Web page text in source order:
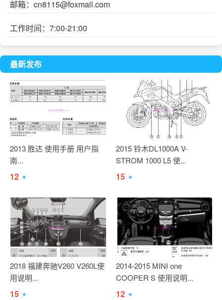
邮箱：cn8115@foxmail.com
工作时间：7:00-21:00
最新发布
2013 胜达 使用手册 用户指
南...
12 ✦
2015 铃木DL1000A V-
STROM 1000 L5 使...
15 ✦
2018 福建奔驰V260 V260L使
用说明...
15 ✦
2014-2015 MINI one
COOPER S 使用说明...
12 ✦